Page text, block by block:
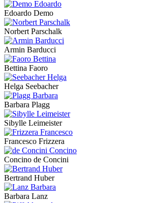
Edoardo Demo
Norbert Parschalk
Armin Barducci
Bettina Faoro
Helga Seebacher
Barbara Plagg
Sibylle Leimeister
Francesco Frizzera
Concino de Concini
Bertrand Huber
Barbara Lanz